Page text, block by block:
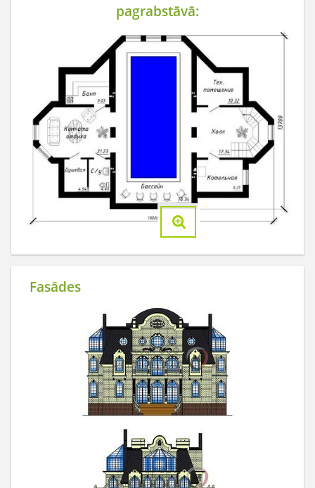
pagrabstāvā:
Fasādes